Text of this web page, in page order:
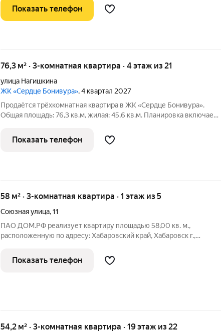
Показать телефон
76,3 м² · 3-комнатная квартира · 4 этаж из 21
улица Нагишкина
ЖК «Сердце Бонивура», 4 квартал 2027
Продаётся трёхкомнатная квартира в ЖК «Сердце Бонивура».
Общая площадь: 76,3 кв.м, жилая: 45,6 кв.м. Планировка включает
гостиную 18,3 кв.м, мастер-спальню 13,7 кв.м, спальню 13,6 кв.м.
Показать телефон
58 м² · 3-комнатная квартира · 1 этаж из 5
Союзная улица,11
ПАО ДОМ.РФ реализует квартиру площадью 58,00 кв. м.,
расположенную по адресу: Хабаровский край, Хабаровск г.,
(юридическое лицо). Кадастровый номер объекта недвижимости:
27:23:0050715:223
Показать телефон
54,2 м² · 3-комнатная квартира · 19 этаж из 22